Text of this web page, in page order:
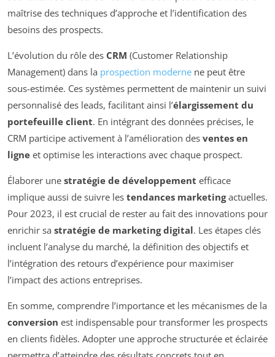
maîtrise des techniques d’approche et l’identification des
besoins des prospects.
L’évolution du rôle des CRM (Customer Relationship
Management) dans la prospection moderne ne peut être
sous-estimée. Ces systèmes permettent de maintenir un suivi
personnalisé des leads, facilitant ainsi l’élargissement du
portefeuille client. En intégrant des données précises, le
CRM participe activement à l’amélioration des ventes en
ligne et optimise les interactions avec chaque prospect.
Élaborer une stratégie de développement efficace
implique aussi de suivre les tendances marketingactuelles.
Pour 2023, il est crucial de rester au fait des innovations pour
enrichir sa stratégie de marketing digital. Les étapes clés
incluent l’analyse du marché, la définition des objectifs et
l’intégration des retours d’expérience pour maximiser
l’impact des actions entreprises.
En somme, comprendre l’importance et les mécanismes de la
conversion est indispensable pour transformer les prospects
en clients fidèles. Adopter une approche structurée et éclairée